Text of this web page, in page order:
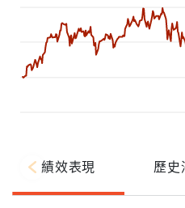
績效表現 歷史